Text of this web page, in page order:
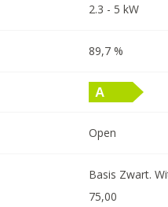
2.3 - 5 kW
89,7 %
Open
Basis Zwart.
75,00